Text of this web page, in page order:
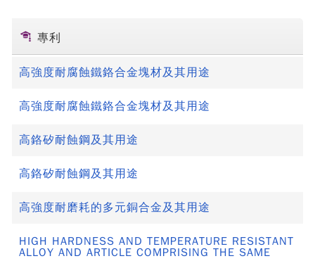
專利
高強度耐腐蝕鐵鉻合金塊材及其用途
高強度耐腐蝕鐵鉻合金塊材及其用途
高鉻矽耐蝕鋼及其用途
高鉻矽耐蝕鋼及其用途
高強度耐磨耗的多元銅合金及其用途
HIGH HARDNESS AND TEMPERATURE RESISTANT
ALLOY AND ARTICLE COMPRISING THE SAME